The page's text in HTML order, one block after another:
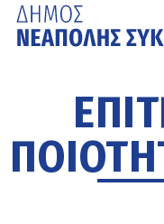
περιεχόμενο